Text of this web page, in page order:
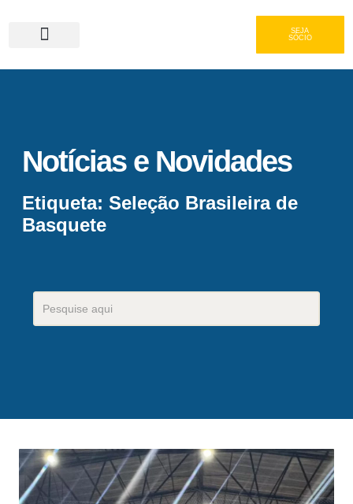
SEJA
SÓCIO
Notícias e Novidades
Etiqueta: Seleção Brasileira de
Basquete